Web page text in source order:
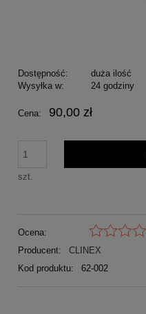
Dostępność:
duża ilość
Wysyłka w:
24 godziny
Cena: 90,00 zł
szt.
Ocena:
Producent:
CLINEX
Kod produktu:
62-002